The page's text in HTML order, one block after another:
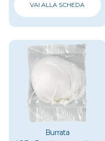
VAI ALLA SCHEDA
Burrata